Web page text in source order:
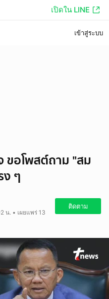
เปิดใน LINE
เข้าสู่ระบบ
ขอโพสต์ถาม "สม
ๆ
น. • เผยแพร่ 13
ติดตาม